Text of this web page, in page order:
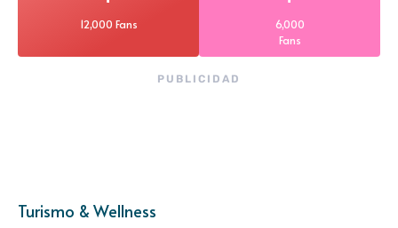
12,000 Fans
6,000
Fans
PUBLICIDAD
Turismo & Wellness